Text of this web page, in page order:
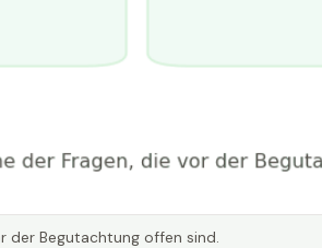
der Begutachtung offen sind.